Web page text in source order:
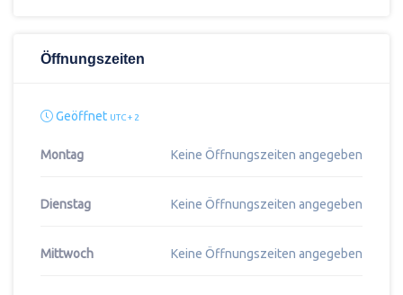
Öffnungszeiten
Geöffnet UTC + 2
Montag Keine Öffnungszeiten angegeben
Dienstag Keine Öffnungszeiten angegeben
Mittwoch Keine Öffnungszeiten angegeben